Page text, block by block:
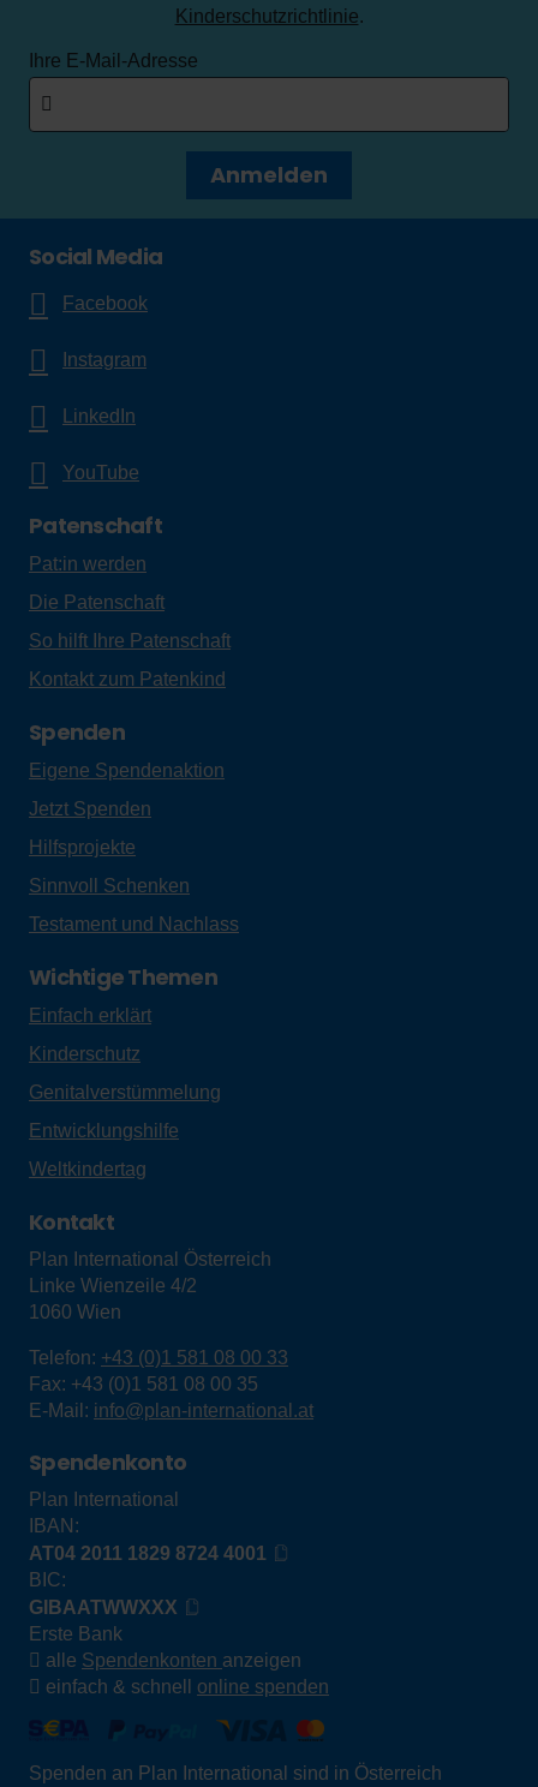
Kinderschutzrichtlinie.
Ihre E-Mail-Adresse
Anmelden
Social Media
Facebook
Instagram
LinkedIn
YouTube
Patenschaft
Pat:in werden
Die Patenschaft
So hilft Ihre Patenschaft
Kontakt zum Patenkind
Spenden
Eigene Spendenaktion
Jetzt Spenden
Hilfsprojekte
Sinnvoll Schenken
Testament und Nachlass
Wichtige Themen
Einfach erklärt
Kinderschutz
Genitalverstümmelung
Entwicklungshilfe
Weltkindertag
Kontakt
Plan International Österreich
Linke Wienzeile 4/2
1060 Wien
Telefon: +43 (0)1 581 08 00 33
Fax: +43 (0)1 581 08 00 35
E-Mail: info@plan-international.at
Spendenkonto
Plan International
IBAN:
AT04 2011 1829 8724 4001
BIC:
GIBAATWWXXX
Erste Bank
alle Spendenkonten anzeigen
einfach & schnell online spenden
Spenden an Plan International sind in Österreich